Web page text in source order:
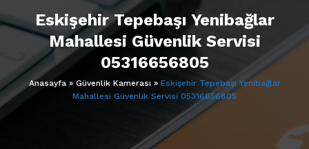
Eskişehir Tepebaşı Yenibağlar
Mahallesi Güvenlik Servisi
05316656805
Anasayfa» Güvenlik Kamerası » Eskişehir Tepebaşı Yenibağlar
Mahallesi Güvenlik Servisi 05316656805